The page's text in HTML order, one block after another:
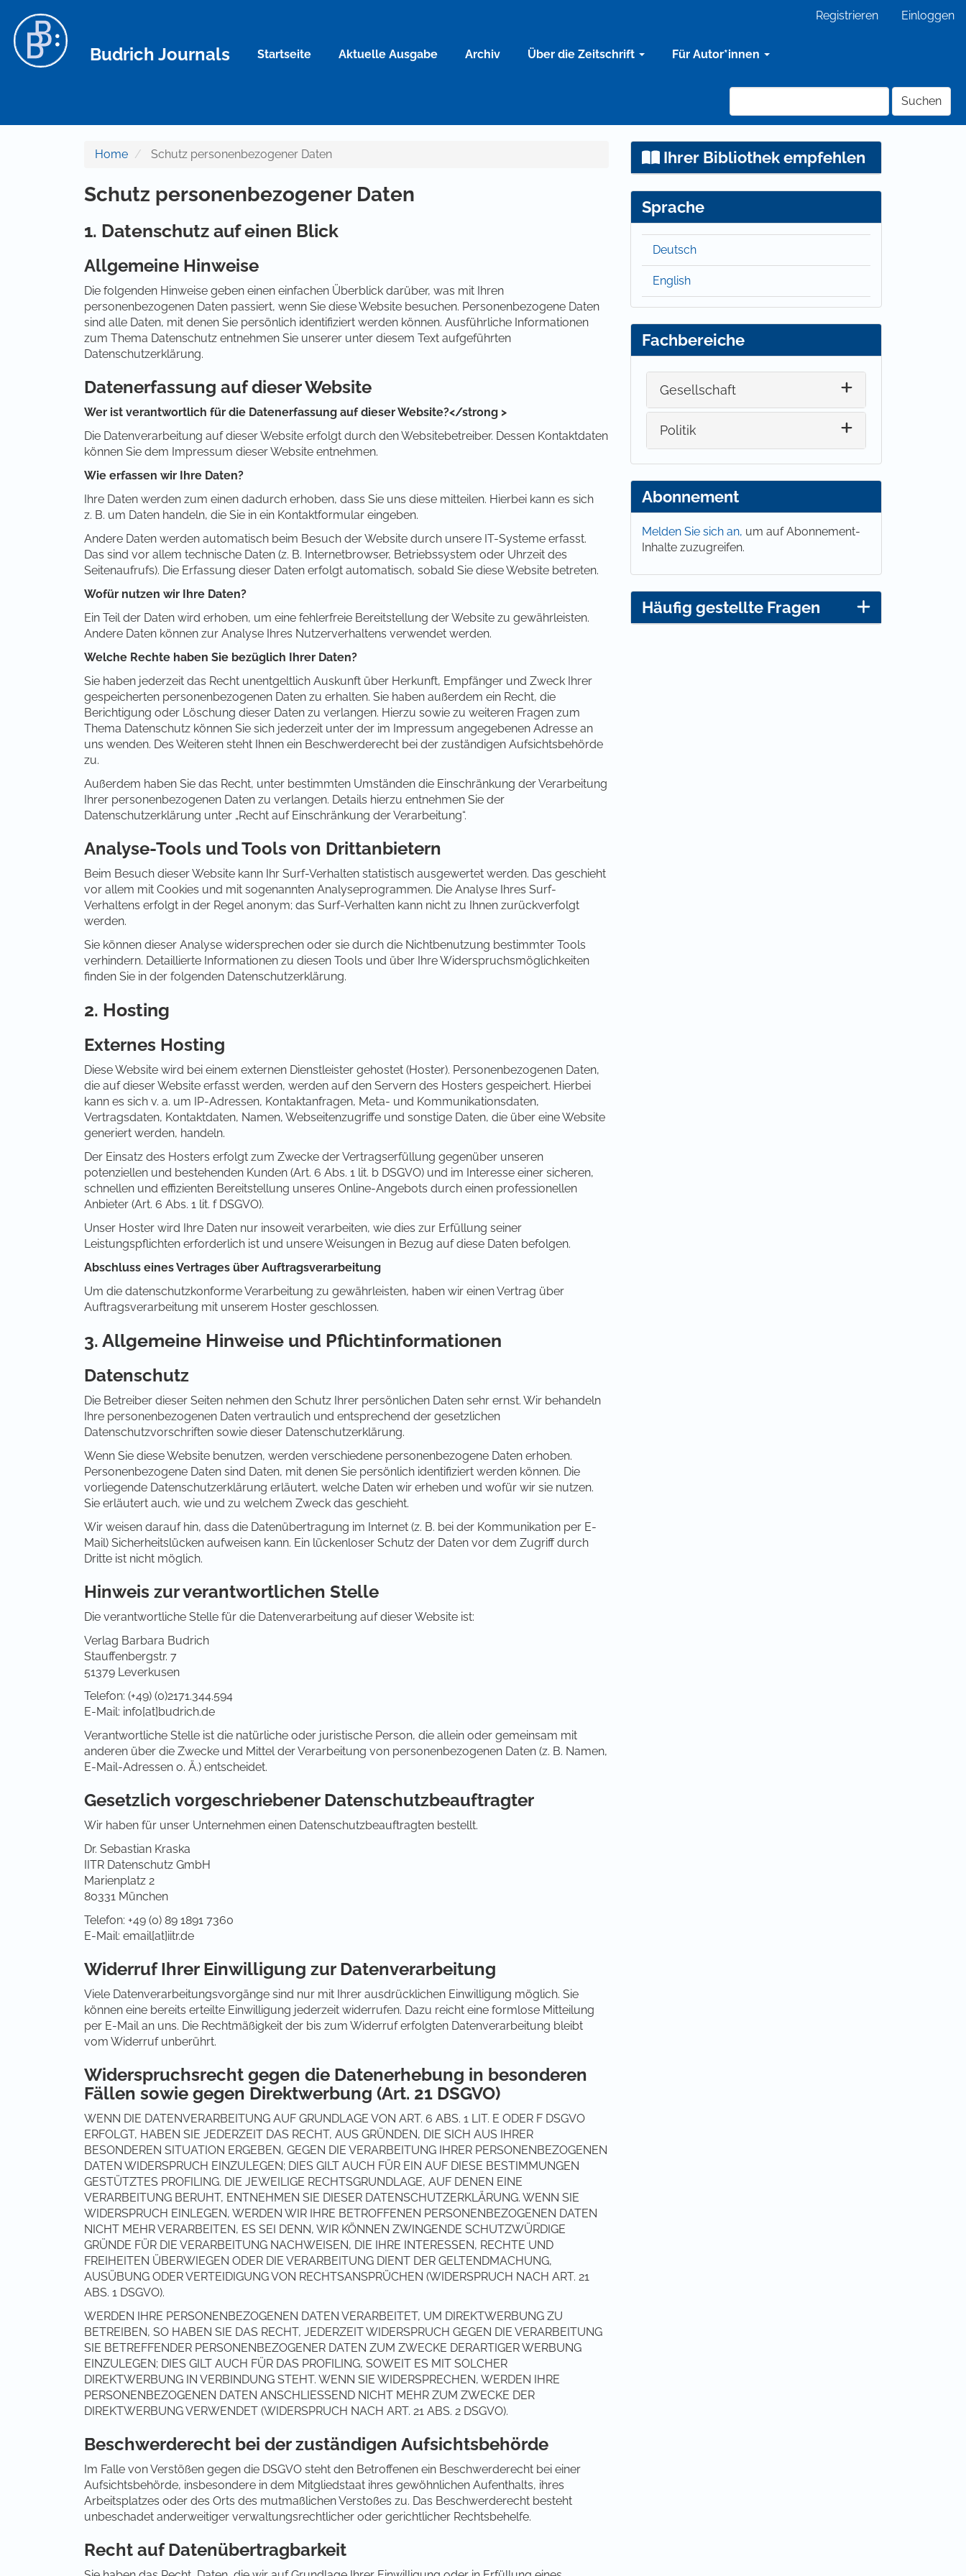
Hauptinhalt
Sidebar
Registrieren Einloggen
Budrich Journals Startseite Aktuelle Ausgabe Archiv Über die Zeitschrift Für Autor*innen
Suchen
Home Schutz personenbezogener Daten
Schutz personenbezogener Daten
1. Datenschutz auf einen Blick
Allgemeine Hinweise
Die folgenden Hinweise geben einen einfachen Überblick darüber, was mit Ihren
personenbezogenen Daten passiert, wenn Sie diese Website besuchen. Personenbezogene Daten
sind alle Daten, mit denen Sie persönlich identifiziert werden können. Ausführliche Informationen
zum Thema Datenschutz entnehmen Sie unserer unter diesem Text aufgeführten
Datenschutzerklärung.
Datenerfassung auf dieser Website
Wer ist verantwortlich für die Datenerfassung auf dieser Website?</strong >
Die Datenverarbeitung auf dieser Website erfolgt durch den Websitebetreiber. Dessen Kontaktdaten
können Sie dem Impressum dieser Website entnehmen.
Wie erfassen wir Ihre Daten?
Ihre Daten werden zum einen dadurch erhoben, dass Sie uns diese mitteilen. Hierbei kann es sich
z. B. um Daten handeln, die Sie in ein Kontaktformular eingeben.
Andere Daten werden automatisch beim Besuch der Website durch unsere IT-Systeme erfasst.
Das sind vor allem technische Daten (z. B. Internetbrowser, Betriebssystem oder Uhrzeit des
Seitenaufrufs). Die Erfassung dieser Daten erfolgt automatisch, sobald Sie diese Website betreten.
Wofür nutzen wir Ihre Daten?
Ein Teil der Daten wird erhoben, um eine fehlerfreie Bereitstellung der Website zu gewährleisten.
Andere Daten können zur Analyse Ihres Nutzerverhaltens verwendet werden.
Welche Rechte haben Sie bezüglich Ihrer Daten?
Sie haben jederzeit das Recht unentgeltlich Auskunft über Herkunft, Empfänger und Zweck Ihrer
gespeicherten personenbezogenen Daten zu erhalten. Sie haben außerdem ein Recht, die
Berichtigung oder Löschung dieser Daten zu verlangen. Hierzu sowie zu weiteren Fragen zum
Thema Datenschutz können Sie sich jederzeit unter der im Impressum angegebenen Adresse an
uns wenden. Des Weiteren steht Ihnen ein Beschwerderecht bei der zuständigen Aufsichtsbehörde
zu.
Außerdem haben Sie das Recht, unter bestimmten Umständen die Einschränkung der Verarbeitung
Ihrer personenbezogenen Daten zu verlangen. Details hierzu entnehmen Sie der
Datenschutzerklärung unter „Recht auf Einschränkung der Verarbeitung“.
Analyse-Tools und Tools von Drittanbietern
Beim Besuch dieser Website kann Ihr Surf-Verhalten statistisch ausgewertet werden. Das geschieht
vor allem mit Cookies und mit sogenannten Analyseprogrammen. Die Analyse Ihres Surf-
Verhaltens erfolgt in der Regel anonym; das Surf-Verhalten kann nicht zu Ihnen zurückverfolgt
werden.
Sie können dieser Analyse widersprechen oder sie durch die Nichtbenutzung bestimmter Tools
verhindern. Detaillierte Informationen zu diesen Tools und über Ihre Widerspruchsmöglichkeiten
finden Sie in der folgenden Datenschutzerklärung.
2. Hosting
Externes Hosting
Diese Website wird bei einem externen Dienstleister gehostet (Hoster). Personenbezogenen Daten,
die auf dieser Website erfasst werden, werden auf den Servern des Hosters gespeichert. Hierbei
kann es sich v. a. um IP-Adressen, Kontaktanfragen, Meta- und Kommunikationsdaten,
Vertragsdaten, Kontaktdaten, Namen, Webseitenzugriffe und sonstige Daten, die über eine Website
generiert werden, handeln.
Der Einsatz des Hosters erfolgt zum Zwecke der Vertragserfüllung gegenüber unseren
potenziellen und bestehenden Kunden (Art. 6 Abs. 1 lit. b DSGVO) und im Interesse einer sicheren,
schnellen und effizienten Bereitstellung unseres Online-Angebots durch einen professionellen
Anbieter (Art. 6 Abs. 1 lit. f DSGVO).
Unser Hoster wird Ihre Daten nur insoweit verarbeiten, wie dies zur Erfüllung seiner
Leistungspflichten erforderlich ist und unsere Weisungen in Bezug auf diese Daten befolgen.
Abschluss eines Vertrages über Auftragsverarbeitung
Um die datenschutzkonforme Verarbeitung zu gewährleisten, haben wir einen Vertrag über
Auftragsverarbeitung mit unserem Hoster geschlossen.
3. Allgemeine Hinweise und Pflichtinformationen
Datenschutz
Die Betreiber dieser Seiten nehmen den Schutz Ihrer persönlichen Daten sehr ernst. Wir behandeln
Ihre personenbezogenen Daten vertraulich und entsprechend der gesetzlichen
Datenschutzvorschriften sowie dieser Datenschutzerklärung.
Wenn Sie diese Website benutzen, werden verschiedene personenbezogene Daten erhoben.
Personenbezogene Daten sind Daten, mit denen Sie persönlich identifiziert werden können. Die
vorliegende Datenschutzerklärung erläutert, welche Daten wir erheben und wofür wir sie nutzen.
Sie erläutert auch, wie und zu welchem Zweck das geschieht.
Wir weisen darauf hin, dass die Datenübertragung im Internet (z. B. bei der Kommunikation per E-
Mail) Sicherheitslücken aufweisen kann. Ein lückenloser Schutz der Daten vor dem Zugriff durch
Dritte ist nicht möglich.
Hinweis zur verantwortlichen Stelle
Die verantwortliche Stelle für die Datenverarbeitung auf dieser Website ist:
Verlag Barbara Budrich
Stauffenbergstr. 7
51379 Leverkusen
Telefon: (+49) (0)2171.344.594
E-Mail: info[at]budrich.de
Verantwortliche Stelle ist die natürliche oder juristische Person, die allein oder gemeinsam mit
anderen über die Zwecke und Mittel der Verarbeitung von personenbezogenen Daten (z. B. Namen,
E-Mail-Adressen o. Ä.) entscheidet.
Gesetzlich vorgeschriebener Datenschutzbeauftragter
Wir haben für unser Unternehmen einen Datenschutzbeauftragten bestellt.
Dr. Sebastian Kraska
IITR Datenschutz GmbH
Marienplatz 2
80331 München
Telefon: +49 (0) 89 1891 7360
E-Mail: email[at]iitr.de
Widerruf Ihrer Einwilligung zur Datenverarbeitung
Viele Datenverarbeitungsvorgänge sind nur mit Ihrer ausdrücklichen Einwilligung möglich. Sie
können eine bereits erteilte Einwilligung jederzeit widerrufen. Dazu reicht eine formlose Mitteilung
per E-Mail an uns. Die Rechtmäßigkeit der bis zum Widerruf erfolgten Datenverarbeitung bleibt
vom Widerruf unberührt.
Widerspruchsrecht gegen die Datenerhebung in besonderen
Fällen sowie gegen Direktwerbung (Art. 21 DSGVO)
WENN DIE DATENVERARBEITUNG AUF GRUNDLAGE VON ART. 6 ABS. 1 LIT. E ODER F DSGVO
ERFOLGT, HABEN SIE JEDERZEIT DAS RECHT, AUS GRÜNDEN, DIE SICH AUS IHRER
BESONDEREN SITUATION ERGEBEN, GEGEN DIE VERARBEITUNG IHRER PERSONENBEZOGENEN
DATEN WIDERSPRUCH EINZULEGEN; DIES GILT AUCH FÜR EIN AUF DIESE BESTIMMUNGEN
GESTÜTZTES PROFILING. DIE JEWEILIGE RECHTSGRUNDLAGE, AUF DENEN EINE
VERARBEITUNG BERUHT, ENTNEHMEN SIE DIESER DATENSCHUTZERKLÄRUNG. WENN SIE
WIDERSPRUCH EINLEGEN, WERDEN WIR IHRE BETROFFENEN PERSONENBEZOGENEN DATEN
NICHT MEHR VERARBEITEN, ES SEI DENN, WIR KÖNNEN ZWINGENDE SCHUTZWÜRDIGE
GRÜNDE FÜR DIE VERARBEITUNG NACHWEISEN, DIE IHRE INTERESSEN, RECHTE UND
FREIHEITEN ÜBERWIEGEN ODER DIE VERARBEITUNG DIENT DER GELTENDMACHUNG,
AUSÜBUNG ODER VERTEIDIGUNG VON RECHTSANSPRÜCHEN (WIDERSPRUCH NACH ART. 21
ABS. 1 DSGVO).
WERDEN IHRE PERSONENBEZOGENEN DATEN VERARBEITET, UM DIREKTWERBUNG ZU
BETREIBEN, SO HABEN SIE DAS RECHT, JEDERZEIT WIDERSPRUCH GEGEN DIE VERARBEITUNG
SIE BETREFFENDER PERSONENBEZOGENER DATEN ZUM ZWECKE DERARTIGER WERBUNG
EINZULEGEN; DIES GILT AUCH FÜR DAS PROFILING, SOWEIT ES MIT SOLCHER
DIREKTWERBUNG IN VERBINDUNG STEHT. WENN SIE WIDERSPRECHEN, WERDEN IHRE
PERSONENBEZOGENEN DATEN ANSCHLIESSEND NICHT MEHR ZUM ZWECKE DER
DIREKTWERBUNG VERWENDET (WIDERSPRUCH NACH ART. 21 ABS. 2 DSGVO).
Beschwerderecht bei der zuständigen Aufsichtsbehörde
Im Falle von Verstößen gegen die DSGVO steht den Betroffenen ein Beschwerderecht bei einer
Aufsichtsbehörde, insbesondere in dem Mitgliedstaat ihres gewöhnlichen Aufenthalts, ihres
Arbeitsplatzes oder des Orts des mutmaßlichen Verstoßes zu. Das Beschwerderecht besteht
unbeschadet anderweitiger verwaltungsrechtlicher oder gerichtlicher Rechtsbehelfe.
Recht auf Datenübertragbarkeit
Ihrer Bibliothek empfehlen
Sprache
Deutsch
English
Fachbereiche
Gesellschaft
Politik
Abonnement
Melden Sie sich an, um auf Abonnement-
Inhalte zuzugreifen.
Häufig gestellte Fragen